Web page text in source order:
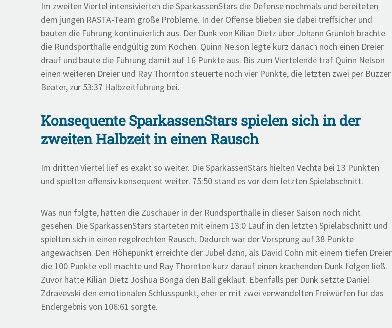
Im zweiten Viertel intensivierten die SparkassenStars die Defense nochmals und bereiteten
dem jungen RASTA-Team große Probleme. In der Offense blieben sie dabei treffsicher und
bauten die Führung kontinuierlich aus. Der Dunk von Kilian Dietz über Johann Grünloh brachte
die Rundsporthalle endgültig zum Kochen. Quinn Nelson legte kurz danach noch einen Dreier
drauf und baute die Führung damit auf 16 Punkte aus. Bis zum Viertelende traf Quinn Nelson
einen weiteren Dreier und Ray Thornton steuerte noch vier Punkte, die letzten zwei per Buzzer
Beater, zur 53:37 Halbzeitführung bei.
Konsequente SparkassenStars spielen sich in der
zweiten Halbzeit in einen Rausch
Im dritten Viertel lief es exakt so weiter. Die SparkassenStars hielten Vechta bei 13 Punkten
und spielten offensiv konsequent weiter. 75:50 stand es vor dem letzten Spielabschnitt.
Was nun folgte, hatten die Zuschauer in der Rundsporthalle in dieser Saison noch nicht
gesehen. Die SparkassenStars starteten mit einem 13:0 Lauf in den letzten Spielabschnitt und
spielten sich in einen regelrechten Rausch. Dadurch war der Vorsprung auf 38 Punkte
angewachsen. Den Höhepunkt erreichte der Jubel dann, als David Cohn mit einem tiefen Dreier
die 100 Punkte voll machte und Ray Thornton kurz darauf einen krachenden Dunk folgen ließ.
Zuvor hatte Kilian Dietz Joshua Bonga den Ball geklaut. Ebenfalls per Dunk setzte Daniel
Zdravevski den emotionalen Schlusspunkt, eher er mit zwei verwandelten Freiwürfen für das
Endergebnis von 106:61 sorgte.